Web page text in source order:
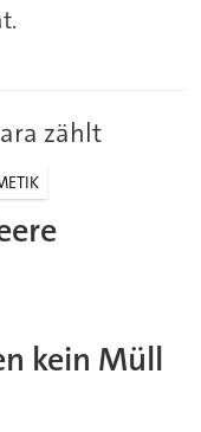
zählt
kein Müll